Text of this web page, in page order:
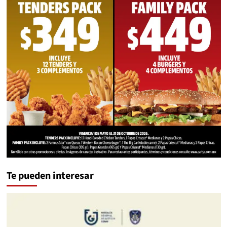
Te pueden interesar